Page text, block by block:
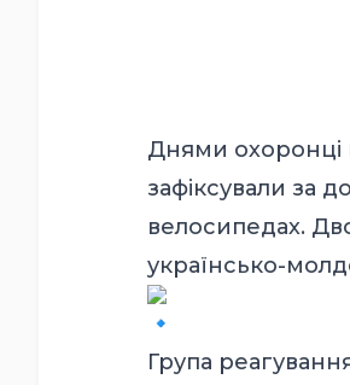
Днями охоронці
зафіксували за
велосипедах.
українсько-
Група